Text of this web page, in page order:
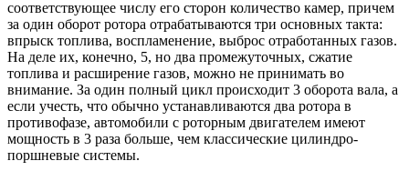
соответствующее числу его сторон количество камер, причем
за один оборот ротора отрабатываются три основных такта:
впрыск топлива, воспламенение, выброс отработанных газов.
На деле их, конечно, 5, но два промежуточных, сжатие
топлива и расширение газов, можно не принимать во
внимание. За один полный цикл происходит 3 оборота вала, а
если учесть, что обычно устанавливаются два ротора в
противофазе, автомобили с роторным двигателем имеют
мощность в 3 раза больше, чем классические цилиндро-
поршневые системы.